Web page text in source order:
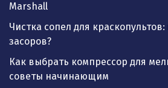
Marshall
Чистка сопел для
засоров?
Как выбрать компрессор для
советы начинающим